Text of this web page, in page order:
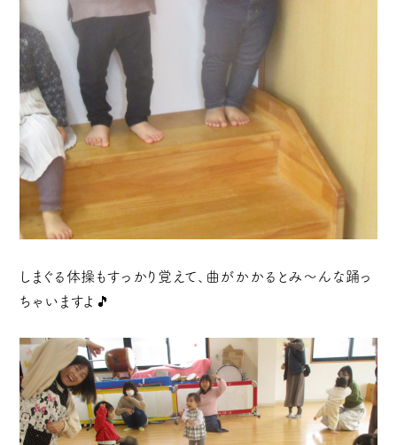
しまぐる体操もすっかり覚えて、曲がかかるとみ～んな踊っ
ちゃいますよ🎵